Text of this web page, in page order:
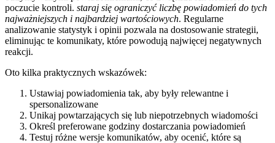
poczucie kontroli. staraj się ograniczyć liczbę powiadomień do tych
najważniejszych i najbardziej wartościowych. Regularne
analizowanie statystyk i opinii pozwala na dostosowanie strategii,
eliminując te komunikaty, które powodują najwięcej negatywnych
reakcji.
Oto kilka praktycznych wskazówek:
Ustawiaj powiadomienia tak, aby były relewantne i
spersonalizowane
Unikaj powtarzających się lub niepotrzebnych wiadomości
Określ preferowane godziny dostarczania powiadomień
Testuj różne wersje komunikatów, aby ocenić, które są